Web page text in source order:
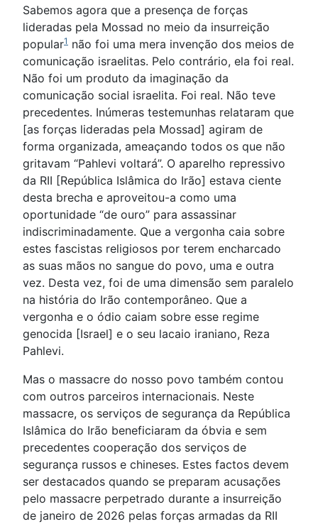
Sabemos agora que a presença de forças
lideradas pela Mossad no meio da insurreição
popular1 não foi uma mera invenção dos meios de
comunicação israelitas. Pelo contrário, ela foi real.
Não foi um produto da imaginação da
comunicação social israelita. Foi real. Não teve
precedentes. Inúmeras testemunhas relataram que
[as forças lideradas pela Mossad] agiram de
forma organizada, ameaçando todos os que não
gritavam “Pahlevi voltará”. O aparelho repressivo
da RII [República Islâmica do Irão] estava ciente
desta brecha e aproveitou-a como uma
oportunidade “de ouro” para assassinar
indiscriminadamente. Que a vergonha caia sobre
estes fascistas religiosos por terem encharcado
as suas mãos no sangue do povo, uma e outra
vez. Desta vez, foi de uma dimensão sem paralelo
na história do Irão contemporâneo. Que a
vergonha e o ódio caiam sobre esse regime
genocida [Israel] e o seu lacaio iraniano, Reza
Pahlevi.
Mas o massacre do nosso povo também contou
com outros parceiros internacionais. Neste
massacre, os serviços de segurança da República
Islâmica do Irão beneficiaram da óbvia e sem
precedentes cooperação dos serviços de
segurança russos e chineses. Estes factos devem
ser destacados quando se preparam acusações
pelo massacre perpetrado durante a insurreição
de janeiro de 2026 pelas forças armadas da RII